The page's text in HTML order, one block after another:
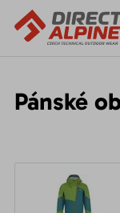
Pánské